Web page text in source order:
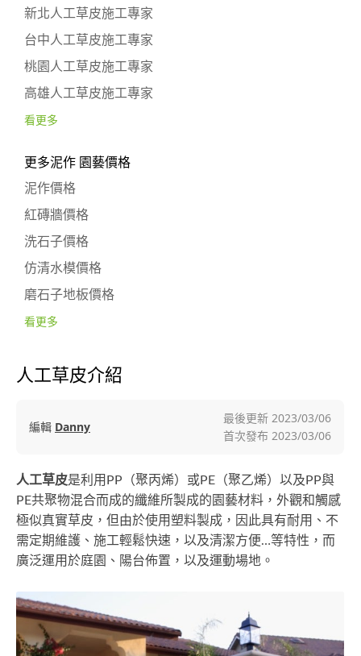
新北人工草皮施工專家
台中人工草皮施工專家
桃園人工草皮施工專家
高雄人工草皮施工專家
看更多
更多泥作 園藝價格
泥作價格
紅磚牆價格
洗石子價格
仿清水模價格
磨石子地板價格
看更多
人工草皮介紹
編輯 Danny
最後更新 2023/03/06
首次發布 2023/03/06
人工草皮是利用PP（聚丙烯）或PE（聚乙烯）以及PP與
PE共聚物混合而成的纖維所製成的園藝材料，外觀和觸感
極似真實草皮，但由於使用塑料製成，因此具有耐用、不
需定期維護、施工輕鬆快速，以及清潔方便…等特性，而
廣泛運用於庭園、陽台佈置，以及運動場地。